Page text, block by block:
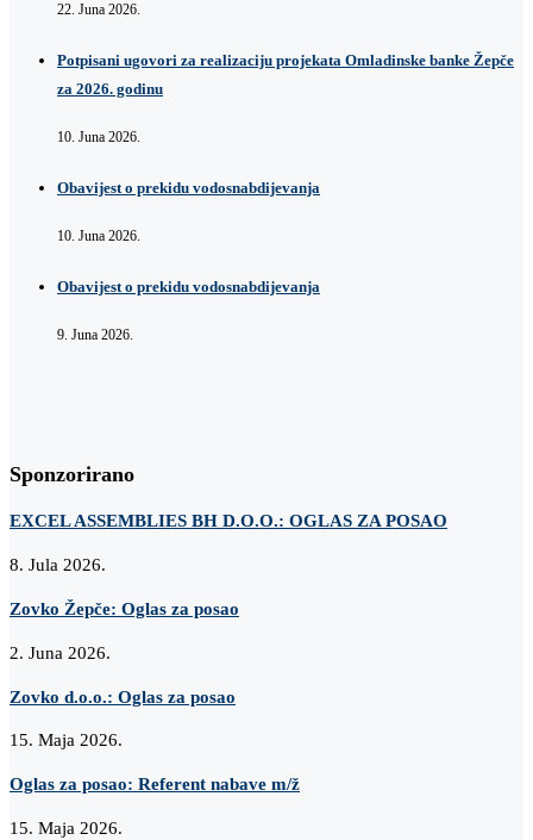
22. Juna 2026.
Potpisani ugovori za realizaciju projekata Omladinske banke Žepče
za 2026. godinu
10. Juna 2026.
Obavijest o prekidu vodosnabdijevanja
10. Juna 2026.
Obavijest o prekidu vodosnabdijevanja
9. Juna 2026.
Sponzorirano
EXCEL ASSEMBLIES BH D.O.O.: OGLAS ZA POSAO
8. Jula 2026.
Zovko Žepče: Oglas za posao
2. Juna 2026.
Zovko d.o.o.: Oglas za posao
15. Maja 2026.
Oglas za posao: Referent nabave m/ž
15. Maja 2026.